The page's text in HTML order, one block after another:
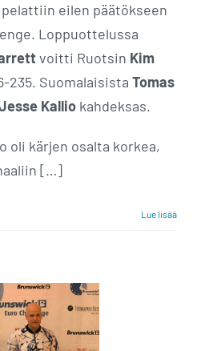
eilen päätökseen
Loppuottelussa
voitti Ruotsin Kim
235. Suomalaisista Tomas
Kallio kahdeksas.
oli kärjen osalta korkea,
[…]
Lue lisää
Masters